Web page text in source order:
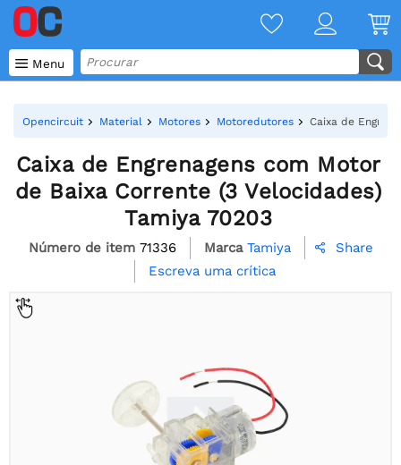
 Menu
Opencircuit Material Motores Motoredutores Caixa de
Caixa de Engrenagens com Motor
de Baixa Corrente (3 Velocidades)
Tamiya 70203
Número de item 71336 Marca Tamiya 
Share
Escreva uma crítica